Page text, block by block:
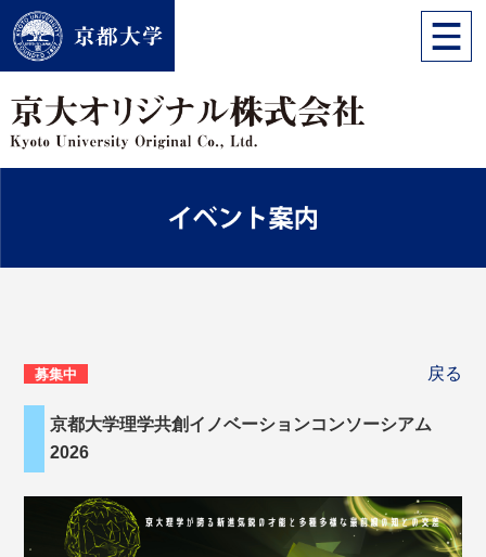
募集中 戻る
京都大学理学共創イノベーションコンソーシアム
2026